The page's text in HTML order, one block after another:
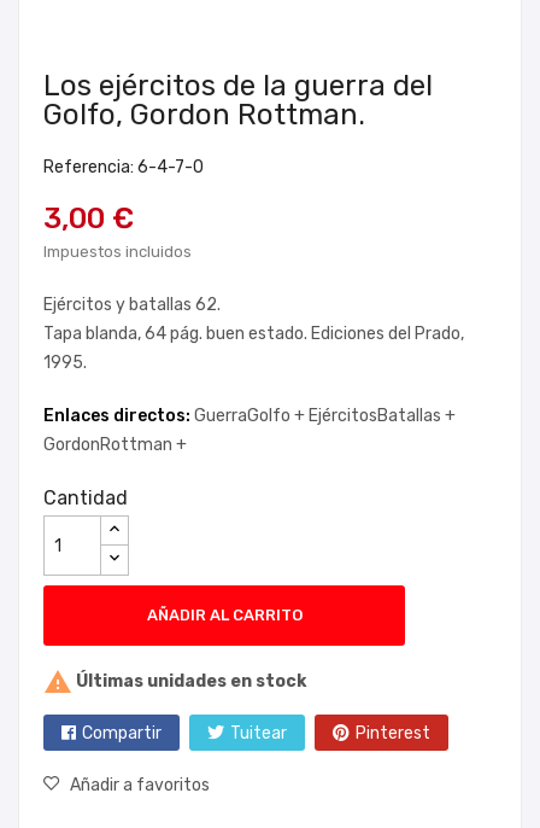
Los ejércitos de la guerra del
Golfo, Gordon Rottman.
Referencia: 6-4-7-0
3,00 €
Impuestos incluidos
Ejércitos y batallas 62.
Tapa blanda, 64 pág. buen estado. Ediciones del Prado,
1995.
Enlaces directos: GuerraGolfo + EjércitosBatallas +
GordonRottman +
Cantidad
AÑADIR AL CARRITO
 Últimas unidades en stock
Compartir Tuitear Pinterest
Añadir a favoritos